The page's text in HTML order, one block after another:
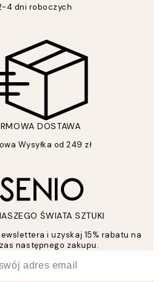
4 dni roboczych
DOSTAWA
Wysyłka od 249 zł
ŚWIATA SZTUKI
i uzyskaj 15% rabatu na
następnego zakupu.